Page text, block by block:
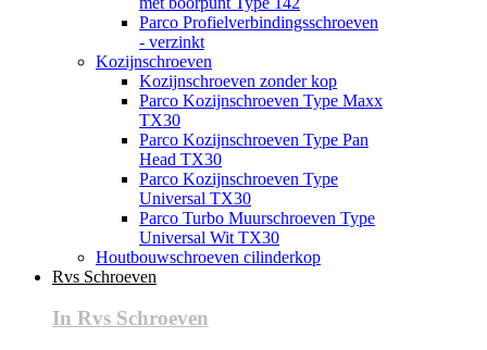
Parco Profielverbindingsschroeven
- verzinkt
Kozijnschroeven
Kozijnschroeven zonder kop
Parco Kozijnschroeven Type Maxx
TX30
Parco Kozijnschroeven Type Pan
Head TX30
Parco Kozijnschroeven Type
Universal TX30
Parco Turbo Muurschroeven Type
Universal Wit TX30
Houtbouwschroeven cilinderkop
Rvs Schroeven
In Rvs Schroeven